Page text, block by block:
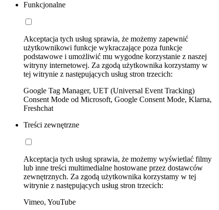
Funkcjonalne
Akceptacja tych usług sprawia, że możemy zapewnić
użytkownikowi funkcje wykraczające poza funkcje
podstawowe i umożliwić mu wygodne korzystanie z naszej
witryny internetowej. Za zgodą użytkownika korzystamy w
tej witrynie z następujących usług stron trzecich:
Google Tag Manager, UET (Universal Event Tracking)
Consent Mode od Microsoft, Google Consent Mode, Klarna,
Freshchat
Treści zewnętrzne
Akceptacja tych usług sprawia, że możemy wyświetlać filmy
lub inne treści multimedialne hostowane przez dostawców
zewnętrznych. Za zgodą użytkownika korzystamy w tej
witrynie z następujących usług stron trzecich:
Vimeo, YouTube